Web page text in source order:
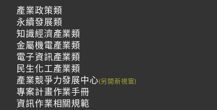
產業政策類
永續發展類
知識經濟產業類
金屬機電產業類
電子資訊產業類
民生化工產業類
產業競爭力發展中心
專案計畫作業手冊
資訊作業相關規範